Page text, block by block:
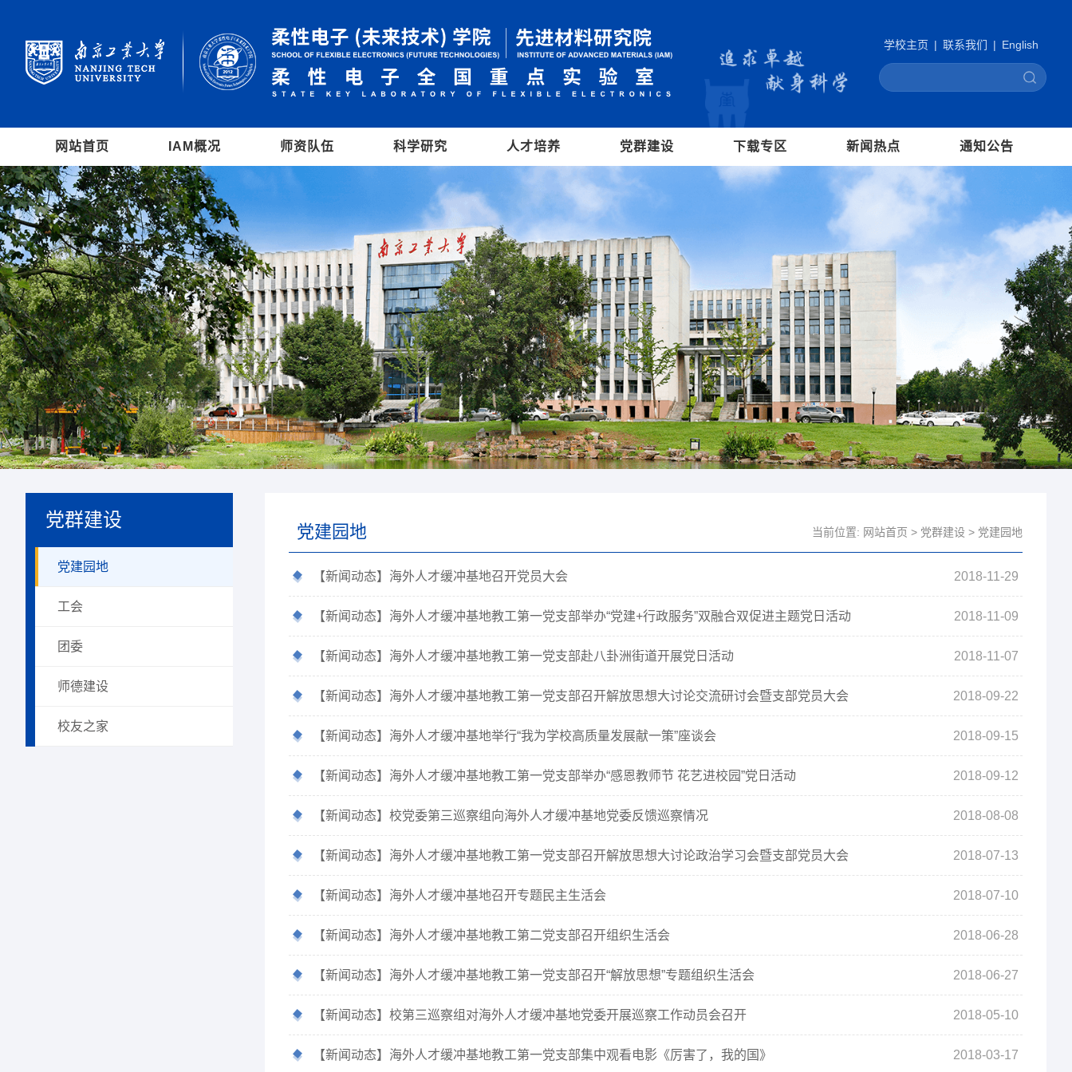
学校主页 | 联系我们 | English
网站首页 IAM概况 师资队伍 科学研究 人才培养 党群建设 下载专区 新闻热点 通知公告
党群建设
党建园地
工会
团委
师德建设
校友之家
党建园地 当前位置: 网站首页 > 党群建设 > 党建园地
【新闻动态】海外人才缓冲基地召开党员大会 2018-11-29
【新闻动态】海外人才缓冲基地教工第一党支部举办“党建+行政服务”双融合双促进主题党日活动 2018-11-09
【新闻动态】海外人才缓冲基地教工第一党支部赴八卦洲街道开展党日活动 2018-11-07
【新闻动态】海外人才缓冲基地教工第一党支部召开解放思想大讨论交流研讨会暨支部党员大会 2018-09-22
【新闻动态】海外人才缓冲基地举行“我为学校高质量发展献一策”座谈会 2018-09-15
【新闻动态】海外人才缓冲基地教工第一党支部举办“感恩教师节 花艺进校园”党日活动 2018-09-12
【新闻动态】校党委第三巡察组向海外人才缓冲基地党委反馈巡察情况 2018-08-08
【新闻动态】海外人才缓冲基地教工第一党支部召开解放思想大讨论政治学习会暨支部党员大会 2018-07-13
【新闻动态】海外人才缓冲基地召开专题民主生活会 2018-07-10
【新闻动态】海外人才缓冲基地教工第二党支部召开组织生活会 2018-06-28
【新闻动态】海外人才缓冲基地教工第一党支部召开“解放思想”专题组织生活会 2018-06-27
【新闻动态】校第三巡察组对海外人才缓冲基地党委开展巡察工作动员会召开 2018-05-10
【新闻动态】海外人才缓冲基地教工第一党支部集中观看电影《厉害了，我的国》 2018-03-17